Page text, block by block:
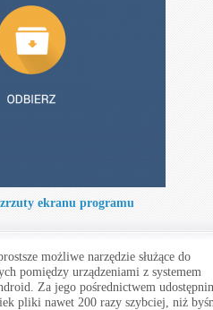
ekranu programu
możliwe narzędzie służące do
pomiędzy urządzeniami z systemem
Za jego pośrednictwem
pliki nawet 200 razy szybciej, niż